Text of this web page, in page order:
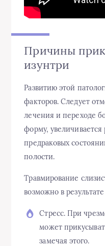
Причины
изунтри
Развитию этой
факторов. Следует
лечения и переходе
форму,
предраковых
полости.
Травмирование
возможно в
Стресс. При
может
замечая этого.